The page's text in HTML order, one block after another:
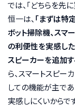
では、「どちらを先
恒一は、「まずは特
ボット掃除機、スマ
の利便性を実感し
スピーカーを追加す
ら、スマートスピー
しての機能が主で
実感しにくいからで